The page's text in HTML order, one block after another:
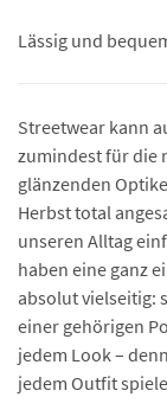
Lässig und
Streetwear kann
zumindest für die
glänzenden
Herbst total
unseren Alltag
haben eine ganz
absolut vielseitig:
einer gehörigen
jedem Look –
jedem Outfit